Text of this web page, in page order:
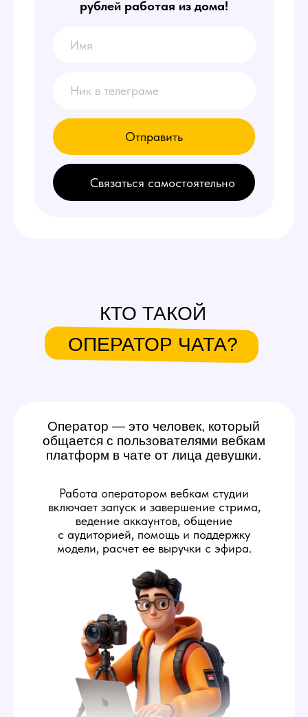
КТО ТАКОЙ
ОПЕРАТОР ЧАТА?
включает запуск и завершение стрима,
ведение аккаунтов, общение
с аудиторией, помощь и поддержку
модели, расчет ее выручки с эфира.
ОБЯЗАННОСТИ
ОПЕРАТОРА
Помогать модели
запускать стримы
Оператор осуществляет
технический контроль
стрима: удаленно помогает
моделям с запуском и дает
ей советы, как выставить свет
и камеру в комнате.